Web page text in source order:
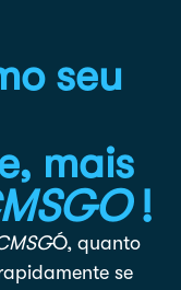
seu
mais
!
GÓ, quanto
se